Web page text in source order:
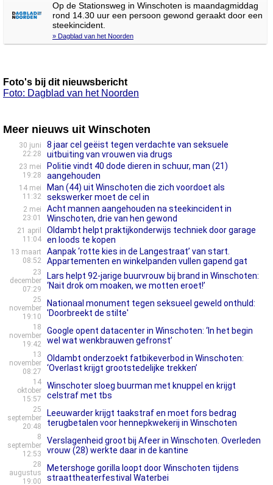
Op de Stationsweg in Winschoten is maandagmiddag
rond 14.30 uur een persoon gewond geraakt door een
steekincident.
» Dagblad van het Noorden
Foto's bij dit nieuwsbericht
Foto: Dagblad van het Noorden
Meer nieuws uit Winschoten
30 juni
22:28
8 jaar cel geëist tegen verdachte van seksuele
uitbuiting van vrouwen via drugs
23 mei
19:28
Politie vindt 40 dode dieren in schuur, man (21)
aangehouden
14 mei
11:32
Man (44) uit Winschoten die zich voordoet als
sekswerker moet de cel in
2 mei
23:01
Acht mannen aangehouden na steekincident in
Winschoten, drie van hen gewond
21 april
11:04
Oldambt helpt praktijkonderwijs techniek door garage
en loods te kopen
13 maart
08:52
Aanpak ‘rotte kies in de Langestraat’ van start.
Appartementen en winkelpanden vullen gapend gat
23
december
07:29
Lars helpt 92-jarige buurvrouw bij brand in Winschoten:
‘Nait drok om moaken, we motten eroet!’
25
november
19:10
Nationaal monument tegen seksueel geweld onthuld:
'Doorbreekt de stilte'
18
november
19:42
Google opent datacenter in Winschoten: ‘In het begin
wel wat wenkbrauwen gefronst’
13
november
08:27
Oldambt onderzoekt fatbikeverbod in Winschoten:
‘Overlast krijgt grootstedelijke trekken’
14
oktober
15:57
Winschoter sloeg buurman met knuppel en krijgt
celstraf met tbs
25
september
20:48
Leeuwarder krijgt taakstraf en moet fors bedrag
terugbetalen voor hennepkwekerij in Winschoten
8
september
12:53
Verslagenheid groot bij Afeer in Winschoten. Overleden
vrouw (28) werkte daar in de kantine
28
augustus
19:00
Metershoge gorilla loopt door Winschoten tijdens
straattheaterfestival Waterbei